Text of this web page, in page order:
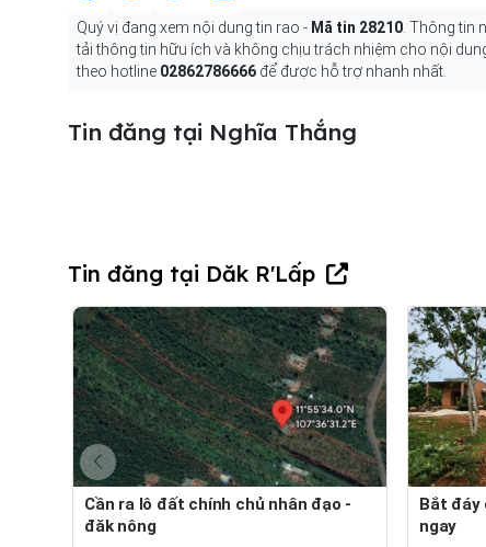
Quý vị đang xem nội dung tin rao - Mã tin 28210 . Thông tin
tải thông tin hữu ích và không chịu trách nhiệm cho nội
theo hotline 02862786666 để được hỗ trợ nhanh nhất.
Tin đăng tại Nghĩa Thắng
Tin đăng tại Dăk R'Lấp
Cần ra lô đất chính chủ nhân đạo -
đăk nông
Bắt đáy đất gần cao tốc tại đắk nông
ngay